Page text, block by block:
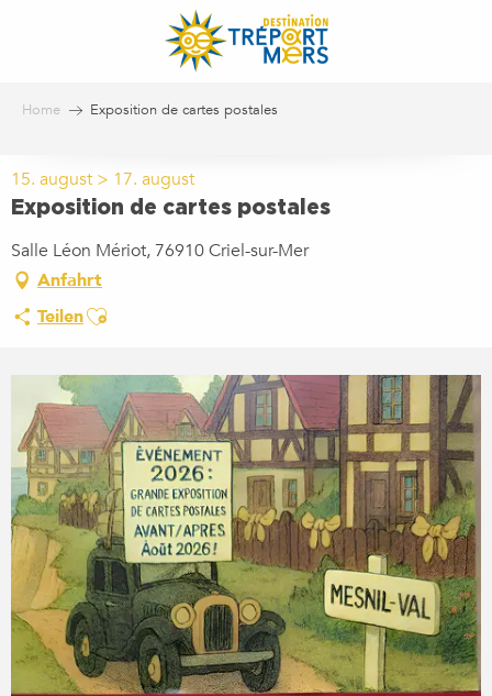
Home Exposition de cartes postales
15. august > 17. august
Exposition de cartes postales
Salle Léon Mériot, 76910 Criel-sur-Mer
Anfahrt
TeilenAjouter aux favoris